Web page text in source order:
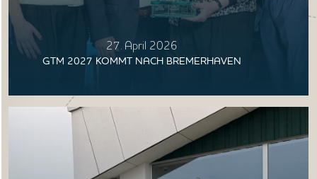
27. April 2026
GTM 2027 KOMMT NACH BREMERHAVEN